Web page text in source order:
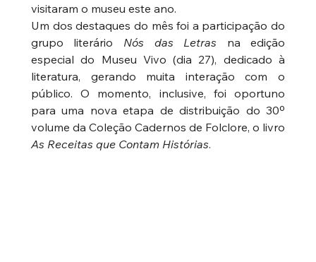
visitaram o museu este ano.
Um dos destaques do mês foi a participação do
grupo literário Nós das Letras na edição
especial do Museu Vivo (dia 27), dedicado à
literatura, gerando muita interação com o
público. O momento, inclusive, foi oportuno
para uma nova etapa de distribuição do 30º
As Receitas que Contam Histórias.